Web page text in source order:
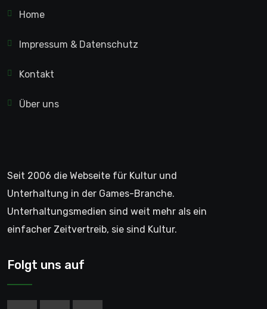
Home
Impressum & Datenschutz
Kontakt
Über uns
Seit 2006 die Webseite für Kultur und
Unterhaltung in der Games-Branche.
Unterhaltungsmedien sind weit mehr als ein
einfacher Zeitvertreib, sie sind Kultur.
Folgt uns auf